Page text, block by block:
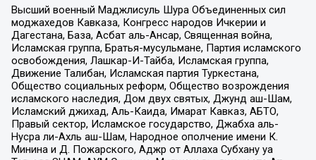
Высший военный Маджлисуль Шура Объединенных сил
моджахедов Кавказа, Конгресс народов Ичкерии и
Дагестана, База, Асбат аль-Ансар, Священная война,
Исламская группа, Братья-мусульмане, Партия исламского
освобождения, Лашкар-И-Тайба, Исламская группа,
Движение Талибан, Исламская партия Туркестана,
Общество социальных реформ, Общество возрождения
исламского наследия, Дом двух святых, Джунд аш-Шам,
Исламский джихад, Аль-Каида, Имарат Кавказ, АБТО,
Правый сектор, Исламское государство, Джабха аль-
Нусра ли-Ахль аш-Шам, Народное ополчение имени К.
Минина и Д. Пожарского, Аджр от Аллаха Субхану уа